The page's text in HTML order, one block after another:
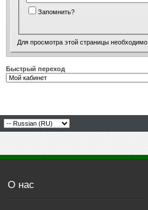
Запомнить?
Для просмотра этой страницы необходимо
Быстрый переход
О нас